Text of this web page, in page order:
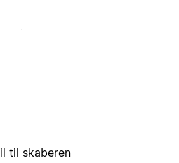
til skaberen